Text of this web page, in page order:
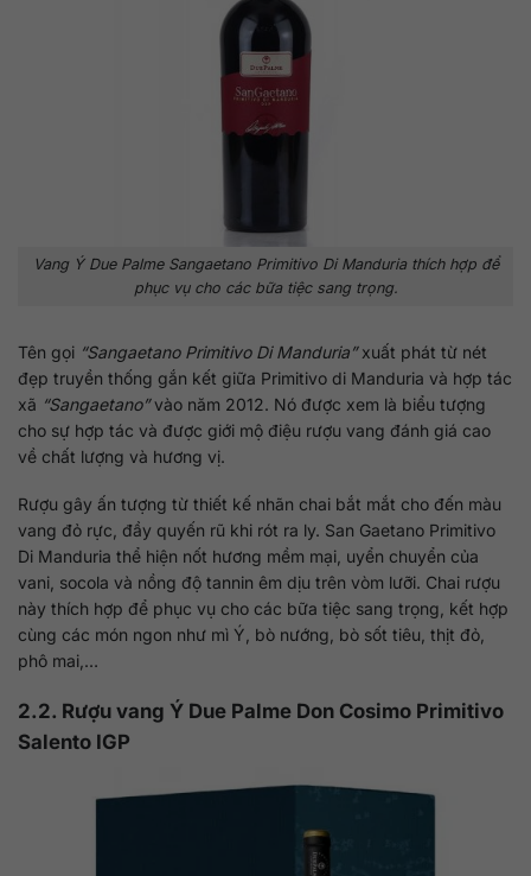
Vang Ý Due Palme Sangaetano Primitivo Di Manduria thích hợp để
phục vụ cho các bữa tiệc sang trọng.
Tên gọi “Sangaetano Primitivo Di Manduria”xuất phát từ nét
đẹp truyền thống gắn kết giữa Primitivo di Manduria và hợp tác
xã “Sangaetano”vào năm 2012. Nó được xem là biểu tượng
cho sự hợp tác và được giới mộ điệu rượu vang đánh giá cao
về chất lượng và hương vị.
Rượu gây ấn tượng từ thiết kế nhãn chai bắt mắt cho đến màu
vang đỏ rực, đầy quyến rũ khi rót ra ly. San Gaetano Primitivo
Di Manduria thể hiện nốt hương mềm mại, uyển chuyển của
vani, socola và nồng độ tannin êm dịu trên vòm lưỡi. Chai rượu
này thích hợp để phục vụ cho các bữa tiệc sang trọng, kết hợp
cùng các món ngon như mì Ý, bò nướng, bò sốt tiêu, thịt đỏ,
phô mai,…
2.2. Rượu vang Ý Due Palme Don Cosimo Primitivo
Salento IGP